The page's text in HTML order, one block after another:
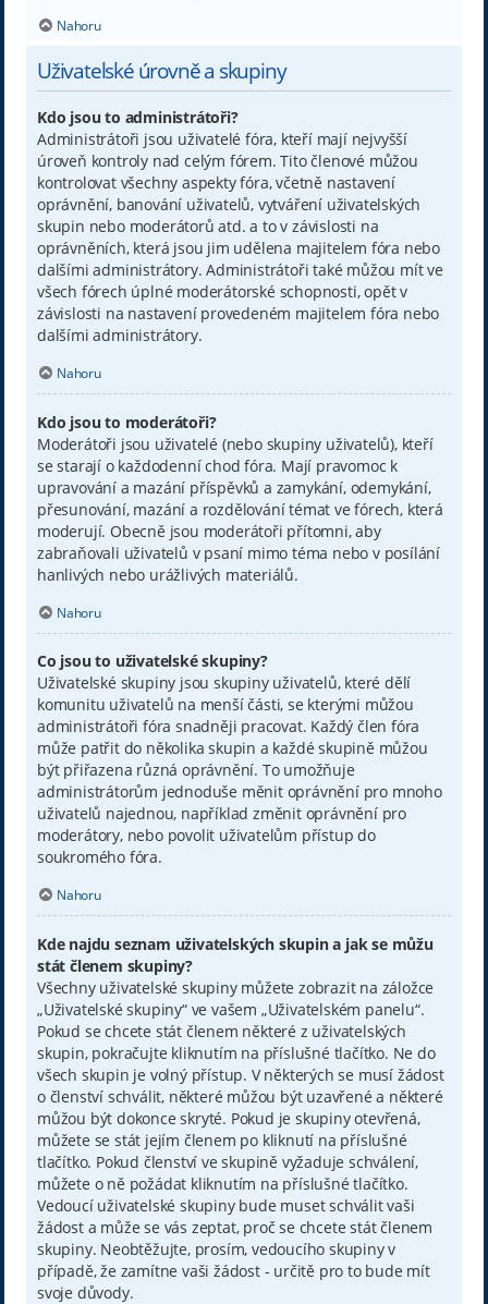
Nahoru
Uživatelské úrovně a skupiny
Kdo jsou to administrátoři?
Administrátoři jsou uživatelé fóra, kteří mají nejvyšší
úroveň kontroly nad celým fórem. Tito členové můžou
kontrolovat všechny aspekty fóra, včetně nastavení
oprávnění, banování uživatelů, vytváření uživatelských
skupin nebo moderátorů atd. a to v závislosti na
oprávněních, která jsou jim udělena majitelem fóra nebo
dalšími administrátory. Administrátoři také můžou mít ve
všech fórech úplné moderátorské schopnosti, opět v
závislosti na nastavení provedeném majitelem fóra nebo
dalšími administrátory.
Nahoru
Kdo jsou to moderátoři?
Moderátoři jsou uživatelé (nebo skupiny uživatelů), kteří
se starají o každodenní chod fóra. Mají pravomoc k
upravování a mazání příspěvků a zamykání, odemykání,
přesunování, mazání a rozdělování témat ve fórech, která
moderují. Obecně jsou moderátoři přítomni, aby
zabraňovali uživatelů v psaní mimo téma nebo v posílání
hanlivých nebo urážlivých materiálů.
Nahoru
Co jsou to uživatelské skupiny?
Uživatelské skupiny jsou skupiny uživatelů, které dělí
komunitu uživatelů na menší části, se kterými můžou
administrátoři fóra snadněji pracovat. Každý člen fóra
může patřit do několika skupin a každé skupině můžou
být přiřazena různá oprávnění. To umožňuje
administrátorům jednoduše měnit oprávnění pro mnoho
uživatelů najednou, například změnit oprávnění pro
moderátory, nebo povolit uživatelům přístup do
soukromého fóra.
Nahoru
Kde najdu seznam uživatelských skupin a jak se můžu
stát členem skupiny?
Všechny uživatelské skupiny můžete zobrazit na záložce
„Uživatelské skupiny“ ve vašem „Uživatelském panelu“.
Pokud se chcete stát členem některé z uživatelských
skupin, pokračujte kliknutím na příslušné tlačítko. Ne do
všech skupin je volný přístup. V některých se musí žádost
o členství schválit, některé můžou být uzavřené a některé
můžou být dokonce skryté. Pokud je skupiny otevřená,
můžete se stát jejím členem po kliknutí na příslušné
tlačítko. Pokud členství ve skupině vyžaduje schválení,
můžete o ně požádat kliknutím na příslušné tlačítko.
Vedoucí uživatelské skupiny bude muset schválit vaši
žádost a může se vás zeptat, proč se chcete stát členem
skupiny. Neobtěžujte, prosím, vedoucího skupiny v
případě, že zamítne vaši žádost - určitě pro to bude mít
svoje důvody.